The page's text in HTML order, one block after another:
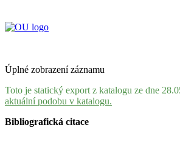
Úplné zobrazení záznamu
Toto je statický export z katalogu ze dne
aktuální podobu v katalogu.
Bibliografická citace